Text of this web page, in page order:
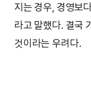
지는 경우, 경영보
라고 말했다. 결국
것이라는 우려다.